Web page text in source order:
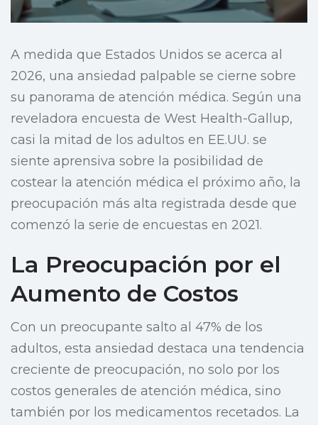
A medida que Estados Unidos se acerca al
2026, una ansiedad palpable se cierne sobre
su panorama de atención médica. Según una
reveladora encuesta de West Health-Gallup,
casi la mitad de los adultos en EE.UU. se
siente aprensiva sobre la posibilidad de
costear la atención médica el próximo año, la
preocupación más alta registrada desde que
comenzó la serie de encuestas en 2021.
La Preocupación por el
Aumento de Costos
Con un preocupante salto al 47% de los
adultos, esta ansiedad destaca una tendencia
creciente de preocupación, no solo por los
costos generales de atención médica, sino
también por los medicamentos recetados. La